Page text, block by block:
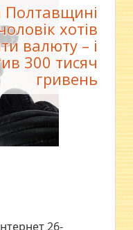
Полтавщині
хотів
валюту – і
300 тисяч
гривень
26-